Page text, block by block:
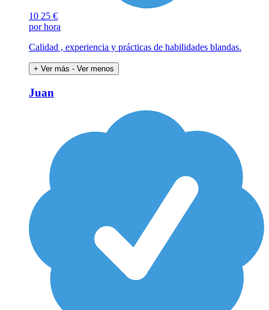
10 25 €
por hora
Calidad , experiencia y prácticas de habilidades blandas.
+ Ver más - Ver menos
Juan